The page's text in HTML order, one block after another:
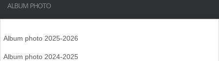
ALBUM PHOTO
Album photo 2025-2026
Album photo 2024-2025